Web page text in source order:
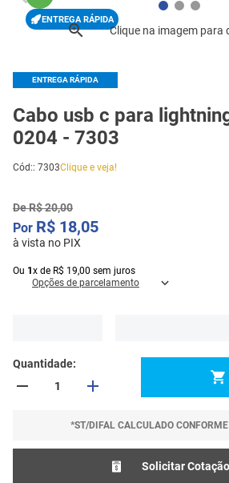
ENTREGA RÁPIDA
ENTREGA RÁPIDA
Cabo usb c para
0204 - 7303
Cód:: 7303Clique e veja!
DeR$20,00
R$ 18,05
à vista no PIX
Ou 1 x de R$ 19,00 sem juros
Opções de parcelamento
Quantidade
*ST/DIFAL CALCULADO
Solicitar Cotação